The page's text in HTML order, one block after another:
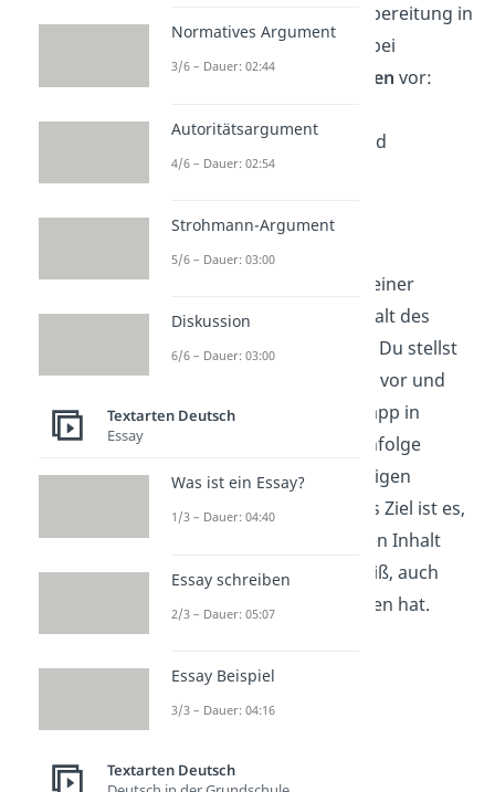
Notizen aus deiner Vorbereitung in
ganze Sätze fassen. Dabei
gehst du in drei Schritten vor:
Deutungshypothese und
Interpretation.
Inhaltsangabe
Zuerst fasst du wie bei einer
Inhaltsangabe
den Inhalt des
Textes kurz zusammen. Du stellst
vor und
gibst die
knapp in
Reihenfolge
wieder, also in der richtigen
zeitlichen Ordnung. Das Ziel ist es,
dass dein Leser über den Inhalt
des Textes Bescheid weiß, auch
wenn er ihn nicht gelesen hat.
Normatives Argument
3/6 – Dauer: 02:44
Autoritätsargument
4/6 – Dauer: 02:54
Strohmann-Argument
5/6 – Dauer: 03:00
Diskussion
6/6 – Dauer: 03:00
Textarten Deutsch
Essay
Was ist ein Essay?
1/3 – Dauer: 04:40
Essay schreiben
2/3 – Dauer: 05:07
Essay Beispiel
3/3 – Dauer: 04:16
Textarten Deutsch